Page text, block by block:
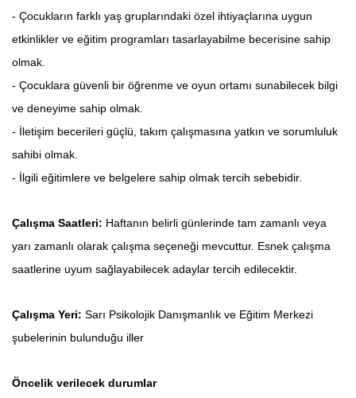
- Çocukların farklı yaş gruplarındaki özel ihtiyaçlarına uygun
etkinlikler ve eğitim programları tasarlayabilme becerisine sahip
olmak.
- Çocuklara güvenli bir öğrenme ve oyun ortamı sunabilecek bilgi
ve deneyime sahip olmak.
- İletişim becerileri güçlü, takım çalışmasına yatkın ve sorumluluk
sahibi olmak.
- İlgili eğitimlere ve belgelere sahip olmak tercih sebebidir.
Çalışma Saatleri: Haftanın belirli günlerinde tam zamanlı veya
yarı zamanlı olarak çalışma seçeneği mevcuttur. Esnek çalışma
saatlerine uyum sağlayabilecek adaylar tercih edilecektir.
Çalışma Yeri: Sarı Psikolojik Danışmanlık ve Eğitim Merkezi
şubelerinin bulunduğu iller
Öncelik verilecek durumlar